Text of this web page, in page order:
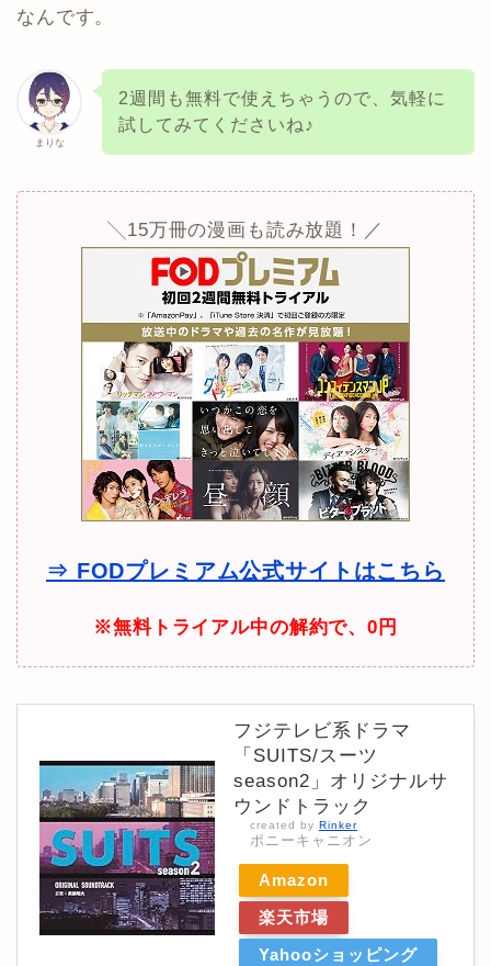
なんです。
まりな
2週間も無料で使えちゃうので、気軽に
試してみてくださいね♪
╲15万冊の漫画も読み放題！／
⇒ FODプレミアム公式サイトはこちら
※無料トライアル中の解約で、0円
フジテレビ系ドラマ
「SUITS/スーツ
season2」オリジナルサ
ウンドトラック
created by Rinker
ポニーキャニオン
Amazon
楽天市場
Yahooショッピング